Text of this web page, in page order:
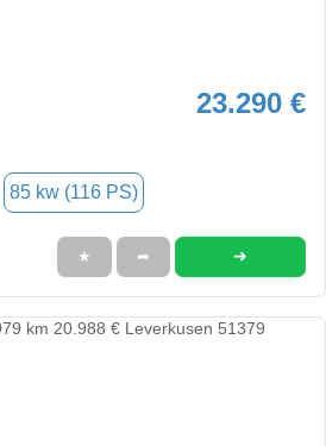
23.290 €
85 kw (116 PS)
★ ➦ ➜